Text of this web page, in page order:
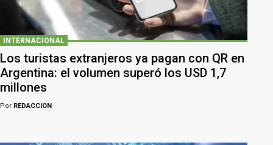
INTERNACIONAL
Los turistas extranjeros ya pagan con QR en
Argentina: el volumen superó los USD 1,7
millones
Por REDACCION